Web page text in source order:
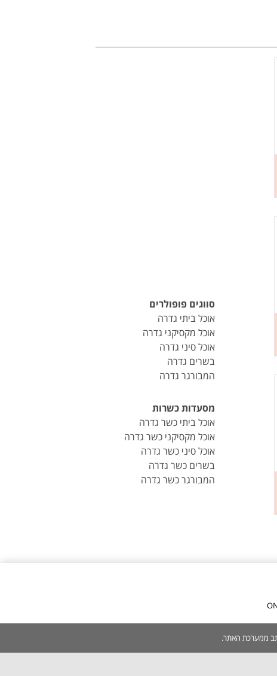
סווגים פופולרים
אוכל ביתי גדרה
אוכל מקסיקני גדרה
אוכל סיני גדרה
בשרים גדרה
המבורגר גדרה
מסעדות כשרות
אוכל ביתי כשר גדרה
אוכל מקסיקני כשר גדרה
אוכל סיני כשר גדרה
בשרים כשר גדרה
המבורגר כשר גדרה